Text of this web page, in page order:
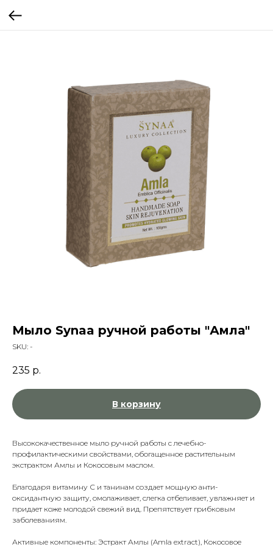
Мыло Synaa ручной работы "Амла"
SKU: -
235 р.
В корзину
Высококачественное мыло ручной работы с лечебно-
профилактическими свойствами, обогащенное растительным
экстрактом Амлы и Кокосовым маслом.
Благодаря витамину С и танинам создает мощную анти-
оксидантную защиту, омолаживает, слегка отбеливает, увлажняет и
придает коже молодой свежий вид. Препятствует грибковым
заболеваниям.
Активные компоненты: Эстракт Амлы (Amla extract), Кокосовое